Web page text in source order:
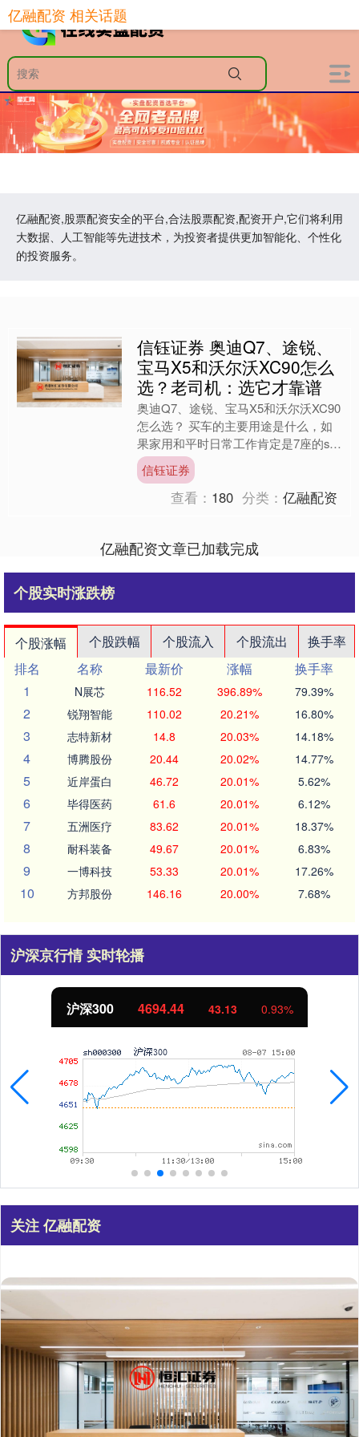
亿融配资,股票配资安全的平台,合法股票配资,配资开户,它们将利用
大数据、人工智能等先进技术，为投资者提供更加智能化、个性化
的投资服务。
亿融配资 相关话题
信钰证券 奥迪Q7、途锐、
宝马X5和沃尔沃XC90怎么
选？老司机：选它才靠谱
奥迪Q7、途锐、宝马X5和沃尔沃XC90
怎么选？ 买车的主要用途是什么，如
果家用和平时日常工作肯定是7座的suv
最好，如果需要见客户多一些的话那肯
定选择牌子更硬....
信钰证券
查看： 180 分类：亿融配资
亿融配资文章已加载完成
个股实时涨跌榜
个股涨幅 个股跌幅 个股流入 个股流出
换手率
排名
名称 最新价 涨幅
换手率
1
N展芯 116.52 396.89% 79.39%
2 锐翔智能 110.02 20.21% 16.80%
3 志特新材 14.8 20.03% 14.18%
4 博腾股份 20.44 20.02% 14.77%
5 近岸蛋白 46.72 20.01% 5.62%
6 毕得医药 61.6 20.01% 6.12%
7 五洲医疗 83.62 20.01% 18.37%
8 耐科装备 49.67 20.01% 6.83%
9 一博科技 53.33 20.01% 17.26%
10 方邦股份 146.16 20.00% 7.68%
沪深京行情 实时轮播
沪深300 4694.44 43.13 0.93%
关注 亿融配资